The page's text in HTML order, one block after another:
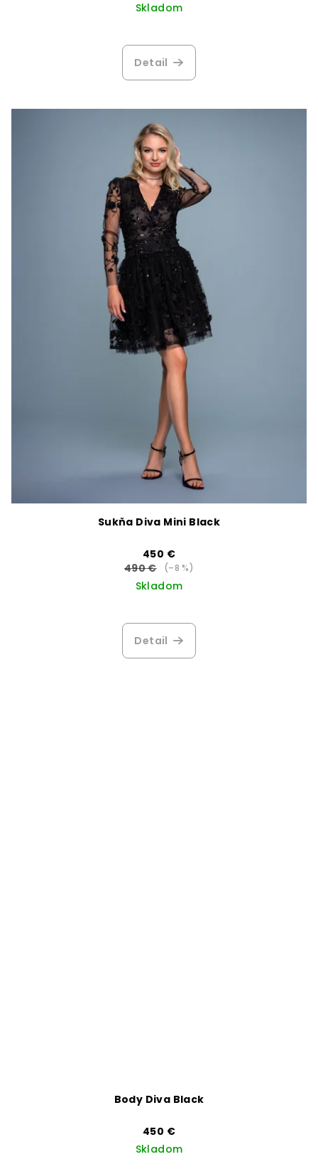
Skladom
Detail
Sukňa Diva Mini Black
450 €
490 €
(–8 %)
Skladom
hodnotenie
produktu
Detail
Body Diva Black
450 €
Skladom